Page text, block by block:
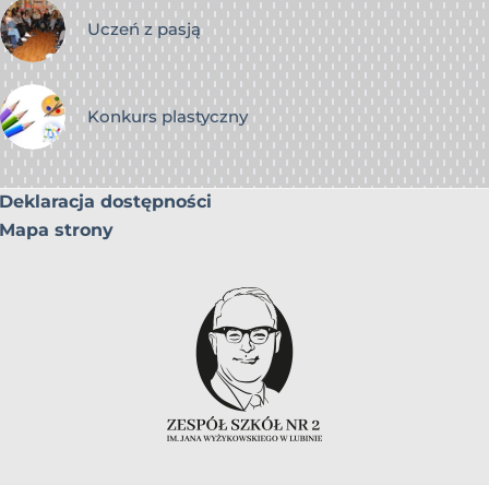
Uczeń z pasją
Konkurs plastyczny
Deklaracja dostępności
Mapa strony